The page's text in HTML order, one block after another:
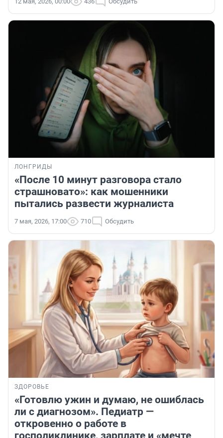
ЛОНГРИДЫ
«После 10 минут разговора стало
страшновато»: как мошенники
пытались развести журналиста
7 мая, 2026, 17:00 710 Обсудить
ЗДОРОВЬЕ
«Готовлю ужин и думаю, не ошиблась
ли с диагнозом». Педиатр —
откровенно о работе в
госполиклинике, зарплате и «мечте